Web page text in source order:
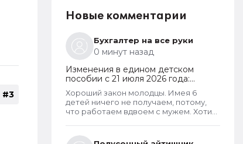
#3
Новые комментарии
Бухгалтер на все руки
0 минут назад
Изменения в едином детском
пособии с 21 июля 2026 года:
пересмотр правила нулевого
дохода и новый порядок
оформления пособий по месту
пребывания
Хороший закон молодцы. Имея 6
детей ничего не получаем, потому,
что работаем вдвоем с мужем. Хотим
наркаманы да лентяи которые сидят